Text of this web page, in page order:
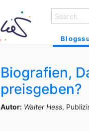
Biografien,
preisgeben?
Autor: Walter Hess,